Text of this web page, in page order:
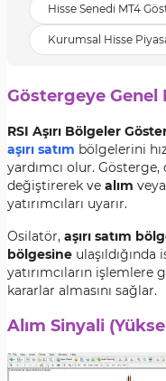
Hisse Senedi MT4
Kurumsal Hisse
Göstergeye Genel
RSI Aşırı Bölgeler
aşırı satım bölgelerini
yardımcı olur.
değiştirerek ve alım veya
yatırımcıları uyarır.
Osilatör, aşırı satım
bölgesine ulaşıldığında
yatırımcıların işlemlere
kararlar almasını sağlar.
Alım Sinyali